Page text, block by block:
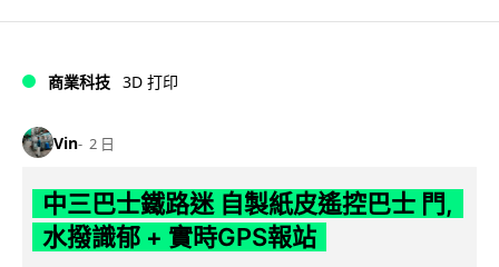
商業科技 3D 打印
Vin 2 日
中三巴士鐵路迷 自製紙皮遙控巴士 門,
水撥識郁 + 實時GPS報站